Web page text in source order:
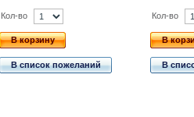
Кол-во
В корзину
В список пожеланий
Кол-во
В
В